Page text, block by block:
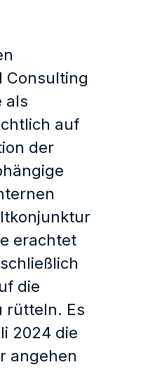
Consulting
als
auf
der
erachtet
die
rütteln. Es
2024 die
angehen